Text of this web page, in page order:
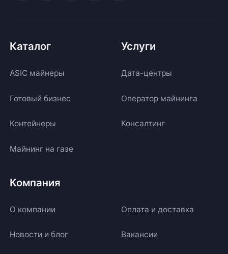
Каталог
ASIC майнеры
Готовый бизнес
Контейнеры
Майнинг на газе
Услуги
Дата-центры
Оператор майнинга
Консалтинг
Компания
О компании Оплата и доставка
Новости и блог Вакансии